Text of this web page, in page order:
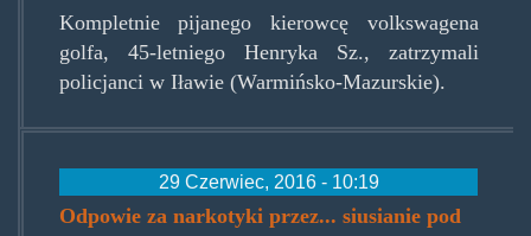
Kompletnie pijanego kierowcę volkswagena
golfa, 45-letniego Henryka Sz., zatrzymali
policjanci w Iławie (Warmińsko-Mazurskie).
29 Czerwiec, 2016 - 10:19
Odpowie za narkotyki przez... siusianie pod